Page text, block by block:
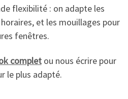
flexibilité : on adapte les
et les mouillages pour
fenêtres.
completou nous écrire pour
le plus adapté.